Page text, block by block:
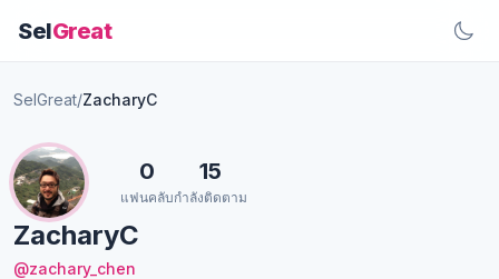
SelGreat
SelGreat/ZacharyC
ZacharyC
@zachary_chen
0
แฟนคลับ
15
กำลังติดตาม